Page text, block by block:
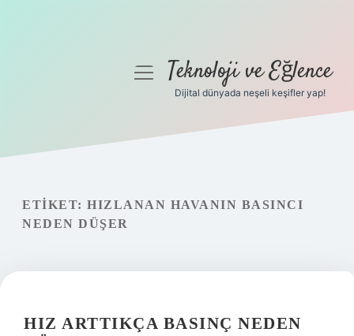
Gizlilik Politikası
Hakkımızda
menüyüTeknoloji ve Eğlence
Dijital dünyada neşeli keşifler yap!
ETIKET: HIZLANAN HAVANIN BASINCI
NEDEN DÜŞER
HIZ ARTTIKÇA BASINÇ NEDEN